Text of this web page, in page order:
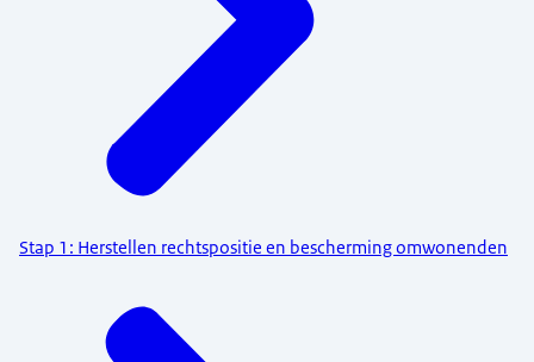
Stap 1: Herstellen rechtspositie en bescherming omwonenden